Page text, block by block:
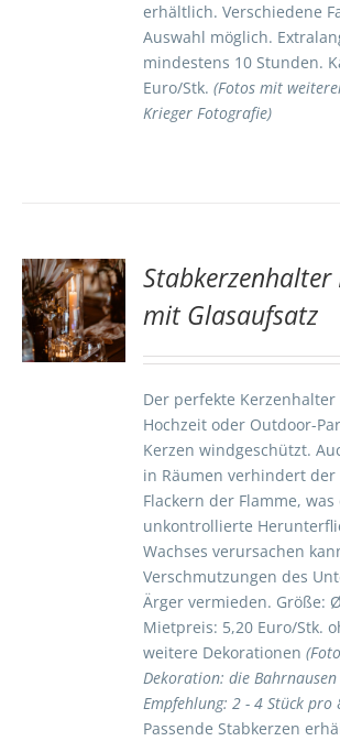
erhältlich. Verschiedene
Auswahl möglich.
mindestens 10 Stunden.
Euro/Stk.(Fotos mit
Krieger Fotografie)
Stabkerzenhalter
mit Glasaufsatz
Der perfekte
Hochzeit oder Outdoor-
Kerzen windgeschützt.
in Räumen verhindert der
Flackern der Flamme, was
unkontrollierte
Wachses verursachen
Verschmutzungen des
Ärger vermieden. Größe:
Mietpreis: 5,20 Euro/Stk.
weitere Dekorationen
Dekoration: die
Empfehlung: 2 - 4 Stück pro
Passende Stabkerzen